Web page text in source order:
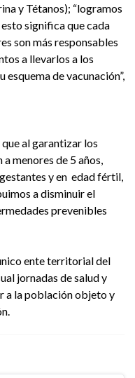
y Tétanos); “logramos
significa que cada
son más responsables
a llevarlos a los
de vacunación”,
al garantizar los
menores de 5 años,
y en edad fértil,
a disminuir el
prevenibles
ente territorial del
jornadas de salud y
a la población objeto y